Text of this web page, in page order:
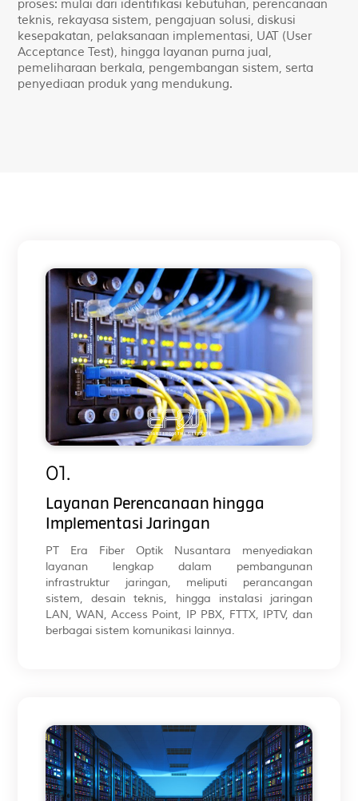
proses: mulai dari identifikasi kebutuhan, perencanaan
teknis, rekayasa sistem, pengajuan solusi, diskusi
kesepakatan, pelaksanaan implementasi, UAT (User
Acceptance Test), hingga layanan purna jual,
pemeliharaan berkala, pengembangan sistem, serta
penyediaan produk yang mendukung.
01.
Layanan Perencanaan hingga
Implementasi Jaringan
PT Era Fiber Optik Nusantara menyediakan
layanan lengkap dalam pembangunan
infrastruktur jaringan, meliputi perancangan
sistem, desain teknis, hingga instalasi jaringan
LAN, WAN, Access Point, IP PBX, FTTX, IPTV, dan
berbagai sistem komunikasi lainnya.